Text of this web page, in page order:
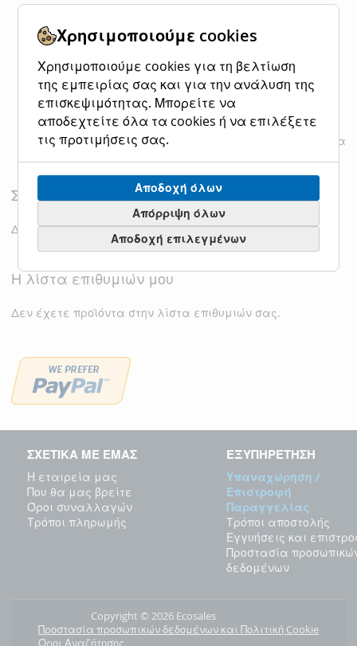
Προσθήκη στο Καλάθι
ΠΡΟΣΘΉΚΗ
ΣΤΗ
ΛΊΣΤΑ
ΕΠΙΘΥΜΙΏΝ
ΠΡΟΣΘΉΚΗ
ΓΙΑ
ΣΎΓΚΡΙΣΗ
Προσθήκη στο Καλάθι
ΠΡΟΣΘΉΚΗ
ΣΤΗ
ΛΊΣΤΑ
ΕΠΙΘΥΜΙΏΝ
ΠΡΟΣΘΉΚΗ
ΓΙΑ
ΣΎΓΚΡΙΣΗ
Εμφάνιση
ανά σελίδα
Σύγκριση Προϊόντων
Δεν έχετε επιλέξει προϊόντα για σύγκριση.
Η λίστα επιθυμιών μου
Δεν έχετε προϊόντα στην λίστα επιθυμιών σας.
ΣΧΕΤΙΚΑ ΜΕ ΕΜΑΣ
Η εταιρεία μας
Που θα μας βρείτε
Όροι συναλλαγών
Τρόποι πληρωμής
ΕΞΥΠΗΡΕΤΗΣΗ
Υπαναχώρηση /
Επιστροφή
Παραγγελίας
Τρόποι αποστολής
Εγγυήσεις και
Προστασία
δεδομένων
Copyright © 2026 Ecosales
Προστασία προσωπικών δεδομένων και Πολιτική Cookie
Όροι Αναζήτησης
Χρησιμοποιούμε cookies
Χρησιμοποιούμε cookies για τη βελτίωση
της εμπειρίας σας και για την ανάλυση της
επισκεψιμότητας. Μπορείτε να
αποδεχτείτε όλα τα cookies ή να επιλέξετε
τις προτιμήσεις σας.
Αποδοχή όλων
Απόρριψη όλων
Αποδοχή επιλεγμένων